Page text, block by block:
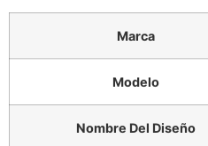
Marca
Modelo
Nombre Del Diseño